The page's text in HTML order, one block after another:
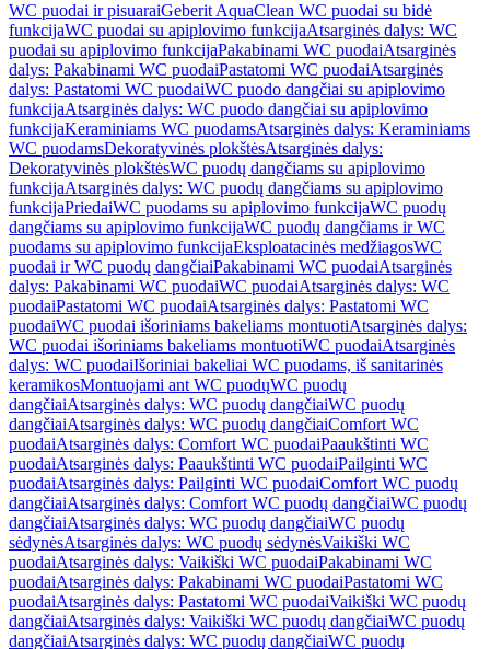
WC puodai ir pisuaraiGeberit AquaClean WC puodai su bidė
funkcijaWC puodai su apiplovimo funkcijaAtsarginės dalys: WC
puodai su apiplovimo funkcijaPakabinami WC puodaiAtsarginės
dalys: Pakabinami WC puodaiPastatomi WC puodaiAtsarginės
dalys: Pastatomi WC puodaiWC puodo dangčiai su apiplovimo
funkcijaAtsarginės dalys: WC puodo dangčiai su apiplovimo
funkcijaKeraminiams WC puodamsAtsarginės dalys: Keraminiams
WC puodamsDekoratyvinės plokštėsAtsarginės dalys:
Dekoratyvinės plokštėsWC puodų dangčiams su apiplovimo
funkcijaAtsarginės dalys: WC puodų dangčiams su apiplovimo
funkcijaPriedaiWC puodams su apiplovimo funkcijaWC puodų
dangčiams su apiplovimo funkcijaWC puodų dangčiams ir WC
puodams su apiplovimo funkcijaEksploatacinės medžiagosWC
puodai ir WC puodų dangčiaiPakabinami WC puodaiAtsarginės
dalys: Pakabinami WC puodaiWC puodaiAtsarginės dalys: WC
puodaiPastatomi WC puodaiAtsarginės dalys: Pastatomi WC
puodaiWC puodai išoriniams bakeliams montuotiAtsarginės dalys:
WC puodai išoriniams bakeliams montuotiWC puodaiAtsarginės
dalys: WC puodaiIšoriniai bakeliai WC puodams, iš sanitarinės
keramikosMontuojami ant WC puodųWC puodų
dangčiaiAtsarginės dalys: WC puodų dangčiaiWC puodų
dangčiaiAtsarginės dalys: WC puodų dangčiaiComfort WC
puodaiAtsarginės dalys: Comfort WC puodaiPaaukštinti WC
puodaiAtsarginės dalys: Paaukštinti WC puodaiPailginti WC
puodaiAtsarginės dalys: Pailginti WC puodaiComfort WC puodų
dangčiaiAtsarginės dalys: Comfort WC puodų dangčiaiWC puodų
dangčiaiAtsarginės dalys: WC puodų dangčiaiWC puodų
sėdynėsAtsarginės dalys: WC puodų sėdynėsVaikiški WC
puodaiAtsarginės dalys: Vaikiški WC puodaiPakabinami WC
puodaiAtsarginės dalys: Pakabinami WC puodaiPastatomi WC
puodaiAtsarginės dalys: Pastatomi WC puodaiVaikiški WC puodų
dangčiaiAtsarginės dalys: Vaikiški WC puodų dangčiaiWC puodų
dangčiaiAtsarginės dalys: WC puodų dangčiaiWC puodų